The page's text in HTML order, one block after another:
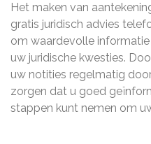
Het maken van
gratis juridisch advies
om waardevolle
uw juridische kwesties.
uw notities regelmatig
zorgen dat u goed
stappen kunt nemen om